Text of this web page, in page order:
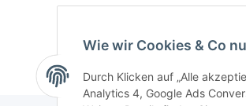
Wie wir Cookies & Co
Durch Klicken auf „Alle
Analytics 4, Google Ads